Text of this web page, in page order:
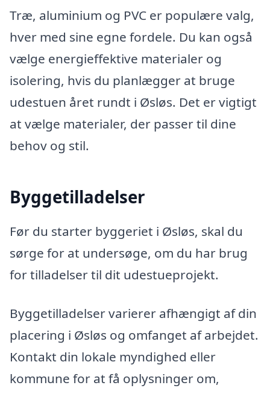
Træ, aluminium og PVC er populære valg,
hver med sine egne fordele. Du kan også
vælge energieffektive materialer og
isolering, hvis du planlægger at bruge
udestuen året rundt i Øsløs. Det er vigtigt
at vælge materialer, der passer til dine
behov og stil.
Byggetilladelser
Før du starter byggeriet i Øsløs, skal du
sørge for at undersøge, om du har brug
for tilladelser til dit udestueprojekt.
Byggetilladelser varierer afhængigt af din
placering i Øsløs og omfanget af arbejdet.
Kontakt din lokale myndighed eller
kommune for at få oplysninger om,